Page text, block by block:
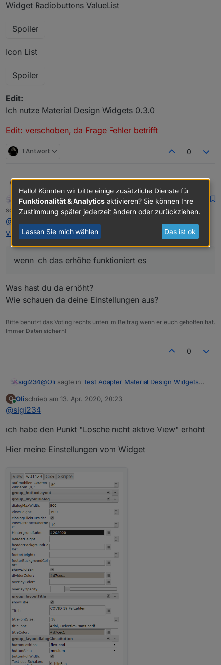
Widget Radiobuttons ValueList
Spoiler
Icon List
Spoiler
Edit:
Ich nutze Material Design Widgets 0.3.0
Edit: verschoben, da Frage Fehler betrifft
1 Antwort 0
O @Scrounger
wenn ich das erhöhe funktioniert es
Online
sigi234 FORUM TESTING MOST ACTIVE
schrieb am13. Apr. 2020, 20:11
zuletzt editiert von
@
v0.3.x:
wenn ich das erhöhe funktioniert es
Was hast du da erhöht?
Wie schauen da deine Einstellungen aus?
Bitte benutzt das Voting rechts unten im Beitrag wenn er euch geholfen hat.
Immer Daten sichern!
0
sigi234@Oli sagte in Test Adapter Material Design Widgets
Was hast du da erhöht?
O
Online
Olischrieb am 13. Apr. 2020, 20:23
zuletzt editiert von
@sigi234
ich habe den Punkt "Lösche nicht aktive View" erhöht
Hier meine Einstellungen vom Widget
Hallo! Könnten wir bitte einige zusätzliche Dienste für
Funktionalität & Analytics aktivieren? Sie können Ihre
Zustimmung später jederzeit ändern oder zurückziehen.
Lassen Sie mich wählen Das ist ok